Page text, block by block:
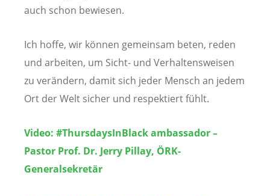
auch schon bewiesen.
Ich hoffe, wir können gemeinsam beten, reden
und arbeiten, um Sicht- und Verhaltensweisen
zu verändern, damit sich jeder Mensch an jedem
Ort der Welt sicher und respektiert fühlt.
Video: #ThursdaysInBlack ambassador –
Pastor Prof. Dr. Jerry Pillay, ÖRK-
Generalsekretär